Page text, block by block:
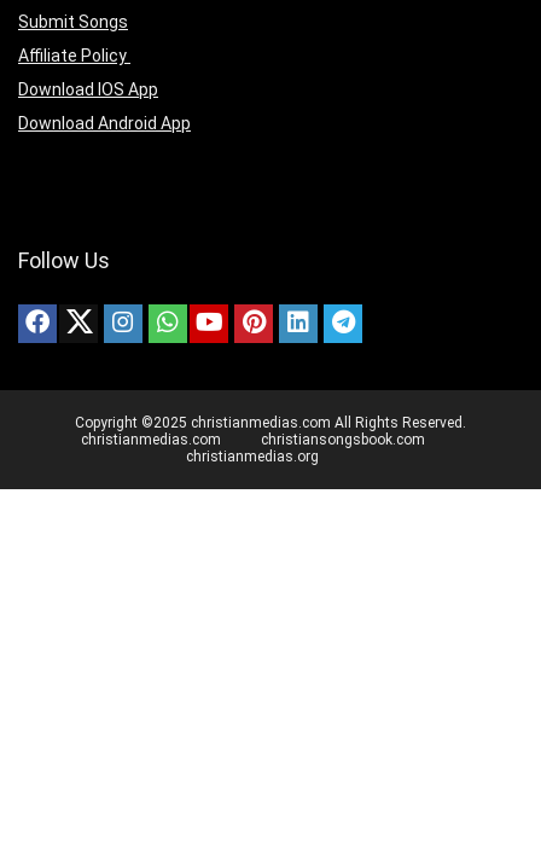
Submit Songs
Affiliate Policy
Download IOS App
Download Android App
Follow Us
Copyright ©2025 christianmedias.com All Rights Reserved.
christianmedias.com
christiansongsbook.com
christianmedias.org